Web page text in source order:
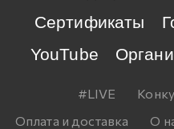
Сертификаты
YouTube
#LIVE
Оплата и доставка
О